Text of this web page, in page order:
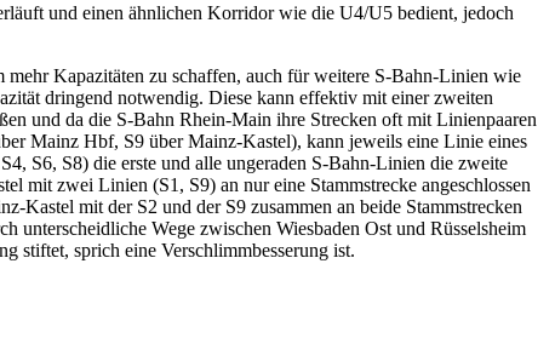
und einen ähnlichen Korridor wie die U4/U5 bedient, jedoch
mehr Kapazitäten zu schaffen, auch für weitere S-Bahn-Linien wie
dringend notwendig. Diese kann effektiv mit einer zweiten
und da die S-Bahn Rhein-Main ihre Strecken oft mit Linienpaaren
Mainz Hbf, S9 über Mainz-Kastel), kann jeweils eine Linie eines
S6, S8) die erste und alle ungeraden S-Bahn-Linien die zweite
mit zwei Linien (S1, S9) an nur eine Stammstrecke angeschlossen
Kastel mit der S2 und der S9 zusammen an beide Stammstrecken
unterscheidliche Wege zwischen Wiesbaden Ost und Rüsselsheim
stiftet, sprich eine Verschlimmbesserung ist.